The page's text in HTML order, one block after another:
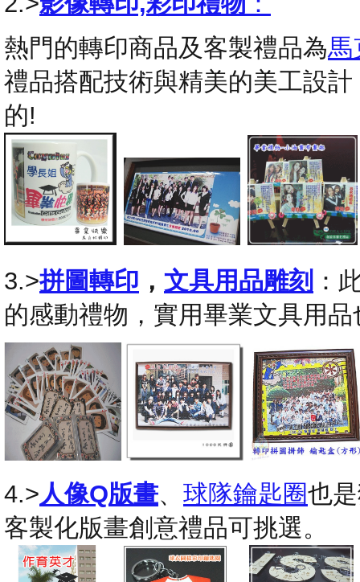
熱門的轉印商品及客製禮品為馬
禮品搭配技術與精美的美工設
的!
3.>拼圖轉印 ， 文具用品雕刻 ：
的感動禮物，實用畢業文具用
4.>人像Q版畫、 球隊鑰匙圈也
客製化版畫創意禮品可挑選。